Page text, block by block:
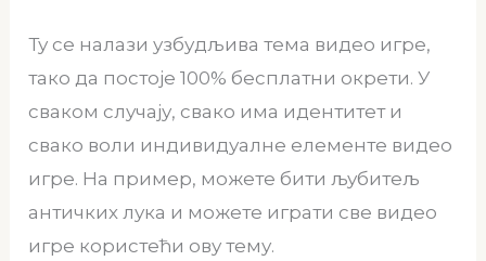
Ту се налази узбудљива тема видео игре,
тако да постоје 100% бесплатни окрети. У
сваком случају, свако има идентитет и
свако воли индивидуалне елементе видео
игре. На пример, можете бити љубитељ
античких лука и можете играти све видео
игре користећи ову тему.